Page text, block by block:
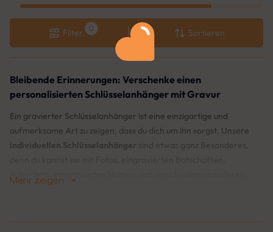
Filter Sortieren
Bleibende Erinnerungen: Verschenke einen
personalisierten Schlüsselanhänger mit Gravur
Ein gravierter Schlüsselanhänger ist eine einzigartige und
aufmerksame Art zu zeigen, dass du dich um ihn sorgst. Unsere
individuellen Schlüsselanhänger sind etwas ganz Besonderes,
Kalendern, eingravierten Namen und verschiedenen anderen
Designs personalisieren.
Foto-Schlüsselanhänger, Schlüsselanhänger mit eingraviertem
Mehr zeigen